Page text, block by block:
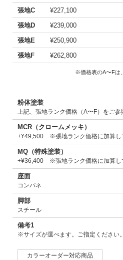
張地C
¥227,100
張地D
¥239,000
張地E
¥250,900
張地F
¥262,800
※価格表のA〜Fは
粉体塗装
上記、張地ランク価格（A〜F）をご参
MCR（クロームメッキ）
+¥49,500 ※張地ランク価格に加算し
MQ（特殊塗装）
+¥36,400 ※張地ランク価格に加算し
座面
コンパネ
脚部
スチール
備考1
※サイズが選べます。ご指定ください。
カラーオーダー対応商品